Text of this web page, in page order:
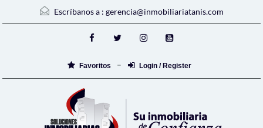
Escríbanos a : gerencia@inmobiliariatanis.com
Favoritos Login / Register